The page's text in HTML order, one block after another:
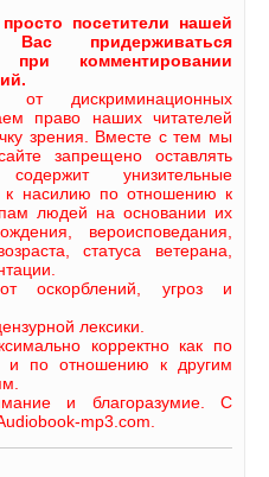
посетители нашей
придерживаться
комментировании
дискриминационных
право наших читателей
зрения. Вместе с тем мы
запрещено оставлять
унизительные
к насилию по отношению к
людей на основании их
вероисповедания,
статуса ветерана,
оскорблений, угроз и
лексики.
корректно как по
и по отношению к другим
и благоразумие. С
mp3.com.